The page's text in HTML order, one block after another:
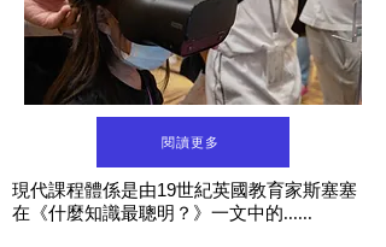
閱讀更多
現代課程體係是由19世紀英國教育家斯塞塞
在《什麼知識最聰明？》一文中的......